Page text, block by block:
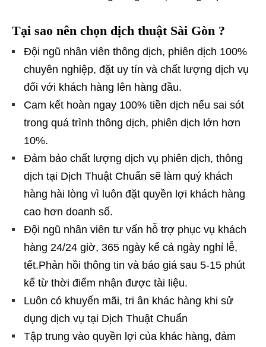
Tại sao nên chọn dịch thuật Sài Gòn ?
Đội ngũ nhân viên thông dịch, phiên dịch 100%
chuyên nghiệp, đặt uy tín và chất lượng dịch vụ
đối với khách hàng lên hàng đầu.
Cam kết hoàn ngay 100% tiền dịch nếu sai sót
trong quá trình thông dịch, phiên dịch lớn hơn
10%.
Đảm bảo chất lượng dịch vụ phiên dịch, thông
dịch tại Dịch Thuật Chuẩn sẽ làm quý khách
hàng hài lòng vì luôn đặt quyền lợi khách hàng
cao hơn doanh số.
Đội ngũ nhân viên tư vấn hỗ trợ phục vụ khách
hàng 24/24 giờ, 365 ngày kể cả ngày nghỉ lễ,
tết.Phản hồi thông tin và báo giá sau 5-15 phút
kể từ thời điểm nhận được tài liệu.
Luôn có khuyến mãi, tri ân khác hàng khi sử
dụng dịch vụ tại Dịch Thuật Chuẩn
Tập trung vào quyền lợi của khác hàng, đảm